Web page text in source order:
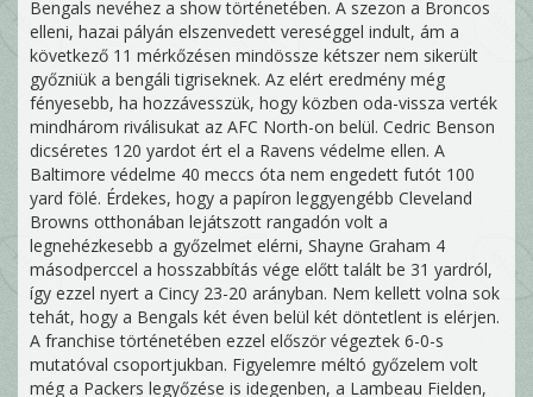
Bengals nevéhez a show történetében. A szezon a Broncos
elleni, hazai pályán elszenvedett vereséggel indult, ám a
következő 11 mérkőzésen mindössze kétszer nem sikerült
győzniük a bengáli tigriseknek. Az elért eredmény még
fényesebb, ha hozzávesszük, hogy közben oda-vissza verték
mindhárom riválisukat az AFC North-on belül. Cedric Benson
dicséretes 120 yardot ért el a Ravens védelme ellen. A
Baltimore védelme 40 meccs óta nem engedett futót 100
yard fölé. Érdekes, hogy a papíron leggyengébb Cleveland
Browns otthonában lejátszott rangadón volt a
legnehézkesebb a győzelmet elérni, Shayne Graham 4
másodperccel a hosszabbítás vége előtt talált be 31 yardról,
így ezzel nyert a Cincy 23-20 arányban. Nem kellett volna sok
tehát, hogy a Bengals két éven belül két döntetlent is elérjen.
A franchise történetében ezzel először végeztek 6-0-s
mutatóval csoportjukban. Figyelemre méltó győzelem volt
még a Packers legyőzése is idegenben, a Lambeau Fielden,